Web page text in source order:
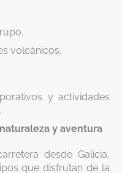
volcánicos.
y actividades
y aventura
desde Galicia,
que disfrutan de la